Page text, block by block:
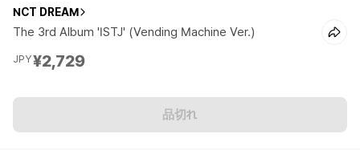
NCT DREAM
The 3rd Album 'ISTJ' (Vending Machine Ver.)
JPY¥2,729
品切れ